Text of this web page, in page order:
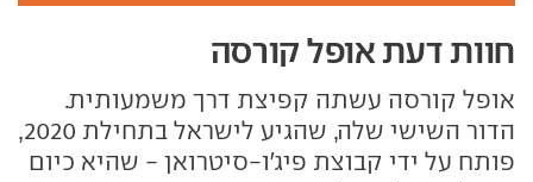
חוות דעת אופל קורסה
אופל קורסה עשתה קפיצת דרך משמעותית.
הדור השישי שלה, שהגיע לישראל בתחילת 2020,
פותח על ידי קבוצת פיג'ו-סיטרואן - שהיא כיום